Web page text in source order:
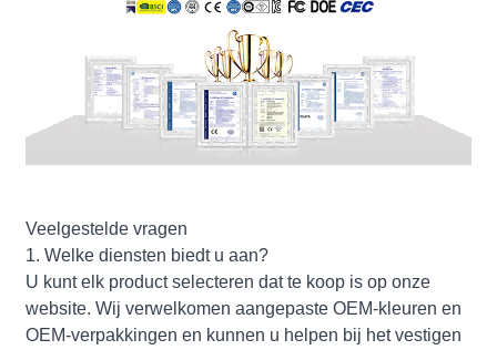
Veelgestelde vragen
1. Welke diensten biedt u aan?
U kunt elk product selecteren dat te koop is op onze
website. Wij verwelkomen aangepaste OEM-kleuren en
OEM-verpakkingen en kunnen u helpen bij het vestigen